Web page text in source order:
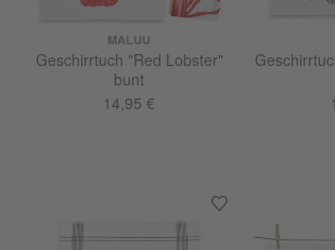
MALUU
Geschirrtuch "Red Lobster"
bunt
14,95 €